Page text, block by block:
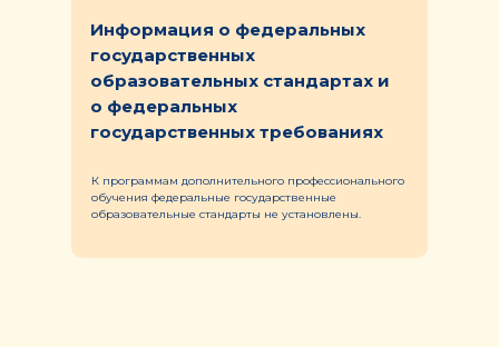
Информация о федеральных
государственных
образовательных стандартах и
о федеральных
государственных требованиях
К программам дополнительного профессионального
обучения федеральные государственные
образовательные стандарты не установлены.